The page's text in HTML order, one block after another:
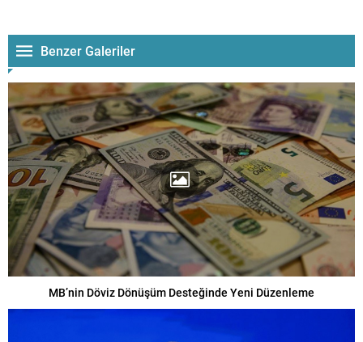
Benzer Galeriler
MB’nin Döviz Dönüşüm Desteğinde Yeni Düzenleme